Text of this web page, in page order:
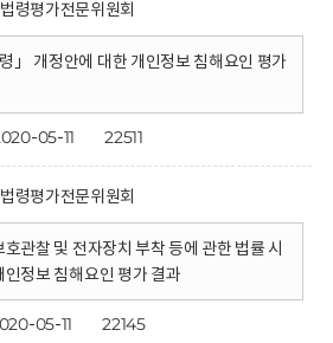
법령평가전문위원회
」 개정안에 대한 개인정보 침해요인 평가
05-11 22511
법령평가전문위원회
호관찰 및 전자장치 부착 등에 관한 법률 시
정보 침해요인 평가 결과
05-11 22145